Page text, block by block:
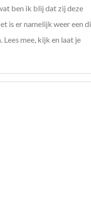
ben ik blij dat zij deze
is er namelijk weer een
Lees mee, kijk en laat je